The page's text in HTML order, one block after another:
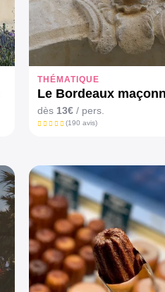
THÉMATIQUE
Le Bordeaux
dès 13€ / pers.
(190 avis)